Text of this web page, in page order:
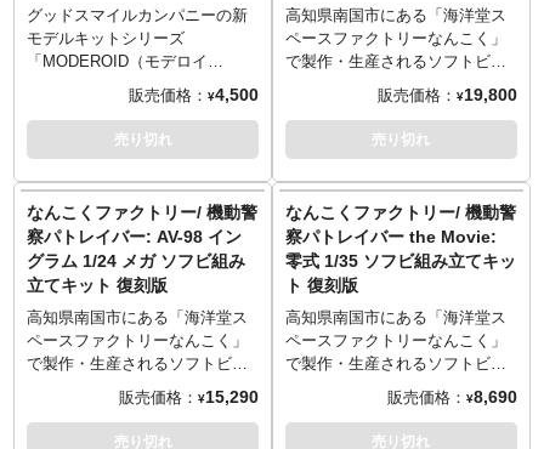
転に加え前輪部の左右スイング
機構を有しており、車体の右左
折転回が可能。車体上部にある
運転席の造形を再現。後部の多
目的ハンガーは別売りの
MODEROIDイングラム・ピース
た劇中登場の警察用レイバーを
搭載できるほか、レイバー固定
用のアーム可動およびクレーン
の回転、ステップ部の伸縮ギミ
ックを備えています。アウトリ
ガーは伸縮ギミックあり。多目
的ハンガーは90度垂直にジャッ
キアップし、劇中で印象的な積
「HL-97ブルドッグ」のセットが
1/60スケールのプラスチックモ
デルで登場！劇中さながらのス
ル。各関節可動、各種武装付
属。イングラムは「1号機」「2
号機」どちらかを選択して組み
ルキットです。主素材はPS＆
ABS。イングラムには一部彩色
済みパーツ、イングラムとブル
ドッグ両機には各種マーキング
を再現するための水転写デカー
ル・シールが付属し、組み立て
るだけでイメージに近い色分け
を再現できます。
デルになって登場！劇中さなが
らのスタイルで造形されたリア
ルモデル。「1号機」「2号機」
ことができるコンパチブルキッ
トです。各関節可動、6連装リボ
ルバーカノン、対レイバー用ス
じめとした各種武装が付属。主
素材はPS＆ABS。白、黒、グレ
ー、クリアの4成形色と彩色済み
パーツにより、組み立てるだけ
でイメージに近い色分けを再現
できます。劇場版・TV版・
REBOOT版それぞれに使用され
た各部マーキング再現用の水転
グッドスマイルカンパニーの新
モデルキットシリーズ
「MODEROID（モデロイ
ド）」。一部彩色済みの組み立
てキットで、組み立てるだけで
作品イメージの仕上がりを再現
します。フィギュアファンから
めるモデルキットです。
劇場版『機動警察パトレイバー
the Movie』より、最新鋭オペレ
ーションシステム「HOS」を搭
載した次期主力警察用レイバー
「AV-X0零式」が1/60スケール
のプラスチックモデルになって
で造形されたリアルモデル。各
関節可動。シールド、貫手再現
販売価格： ¥4,500
売り切れ
高知県南国市にある「海洋堂ス
ペースファクトリーなんこく」
で製作・生産されるソフトビニ
ール製ガレージキットシリー
ズ。海洋堂の往年の名作から最
新作まで、多種多様なものが
日々生み出されるオールジャパ
出渕裕氏デザイン、ゆうきまさ
み氏の手によるコミック『機動
警察パトレイバー』。ロボット
フィギュアを最高の安定感で製
作することのできる造形作家・
田熊勝夫。1/35スケールのキッ
トシリーズで素晴らしい造形の
1/24ロボットの造形を依頼し完
成したのがこの「零式」。零式
販売価格： ¥19,800
売り切れ
なんこくファクトリー/ 機動警
察パトレイバー: AV-98 イン
グラム 1/24 メガ ソフビ組み
立てキット 復刻版
高知県南国市にある「海洋堂ス
ペースファクトリーなんこく」
で製作・生産されるソフトビニ
ール製ガレージキットシリー
ズ。海洋堂の往年の名作から最
新作まで、多種多様なものが
販売価格： ¥15,290
売り切れ
なんこくファクトリー/ 機動警
察パトレイバー the Movie:
零式 1/35 ソフビ組み立てキッ
ト 復刻版
高知県南国市にある「海洋堂ス
ペースファクトリーなんこく」
で製作・生産されるソフトビニ
ール製ガレージキットシリー
ズ。海洋堂の往年の名作から最
新作まで、多種多様なものが
販売価格： ¥8,690
売り切れ